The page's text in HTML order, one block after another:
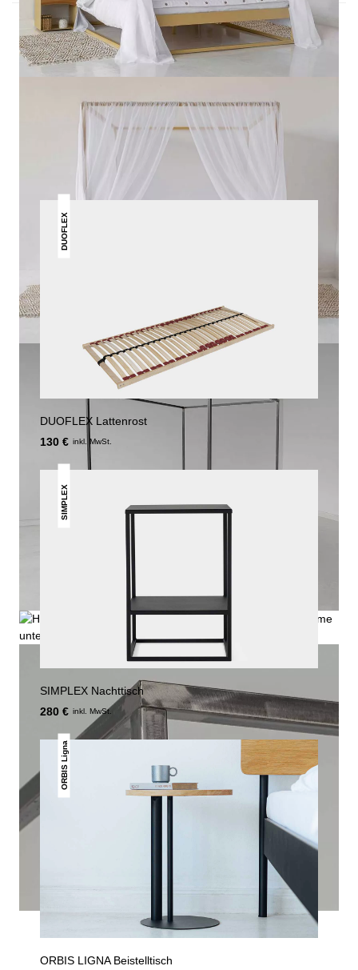
DAS KÖNNTE DIR AUCH
GEFALLEN
DUOFLEX
DUOFLEX Lattenrost
130 € inkl. MwSt.
SIMPLEX
SIMPLEX Nachttisch
280 € inkl. MwSt.
ORBIS Ligna
ORBIS LIGNA Beistelltisch